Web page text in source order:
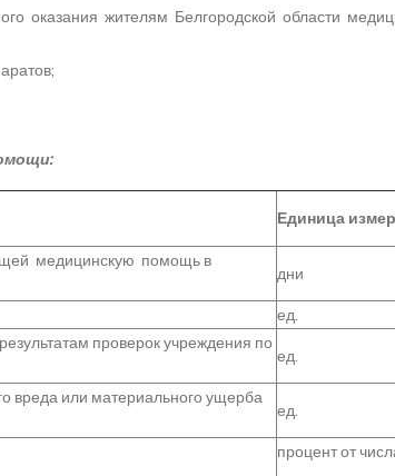
оказания жителям Белгородской области
Единица
медицинскую помощь в
дни
ед.
проверок учреждения по
ед.
вреда или материального ущерба
ед.
процент от